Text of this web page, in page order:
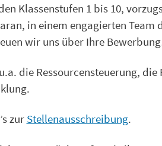
Klassenstufen 1 bis 10,
in einem engagierten Team
wir uns über Ihre
die Ressourcensteuerung,
zur Stellenausschreibung.